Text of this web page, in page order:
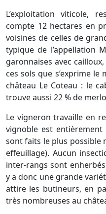
L’exploitation viticole,
compte 12 hectares en
voisines de celles de
typique de l’appellation
garonnaises avec
ces sols que s’exprime
château Le Coteau : le
trouve aussi 22 % de
Le vigneron travaille en
vignoble est
sont faits le plus possible
effeuillage). Aucun
inter-rangs sont
y a donc une grande
attire les butineurs, en
très nombreuses au